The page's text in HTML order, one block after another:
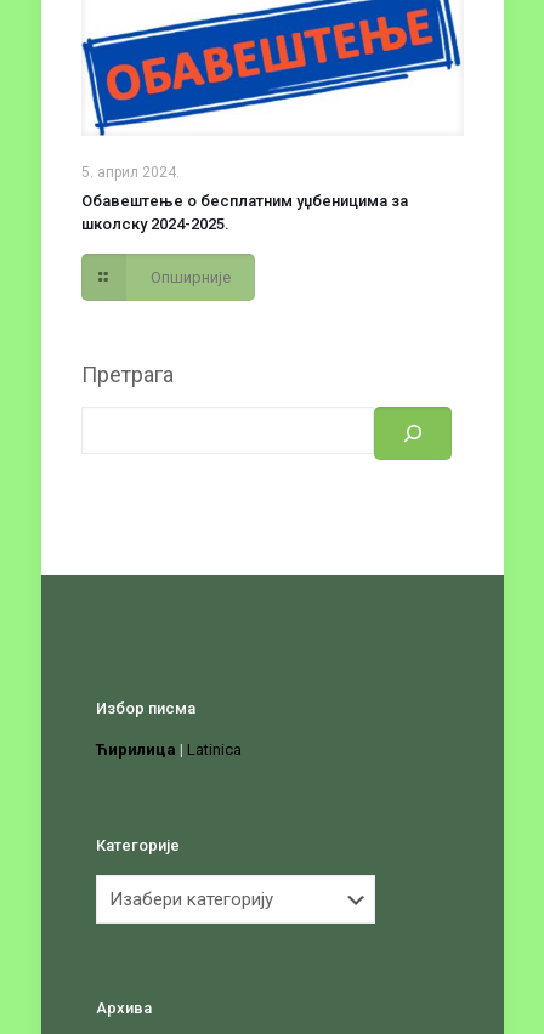
5. април 2024.
Обавештење о бесплатним уџбеницима за
школску 2024-2025.
Опширније
Претрага
Избор писма
Ћирилица | Latinica
Категорије
Архива